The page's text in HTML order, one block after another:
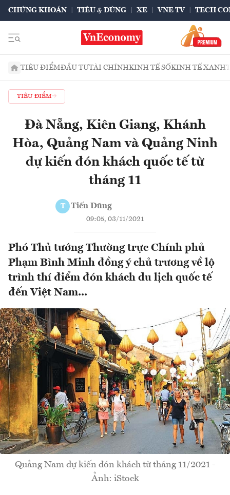
CHỨNG KHOÁN TIÊU & DÙNG XE VNE TV TECH
TIÊU ĐIỂMĐẦU TƯTÀI CHÍNHKINH TẾ SỐKINH TẾ XANH
TIÊU ĐIỂM
Đà Nẵng, Kiên Giang, Khánh
Hòa, Quảng Nam và Quảng Ninh
dự kiến đón khách quốc tế từ
tháng 11
T Tiến Dũng
09:05, 03/11/2021
Phó Thủ tướng Thường trực Chính phủ
Phạm Bình Minh đồng ý chủ trương về lộ
trình thí điểm đón khách du lịch quốc tế
đến Việt Nam...
Quảng Nam dự kiến đón khách từ tháng 11/2021 -
Ảnh: iStock